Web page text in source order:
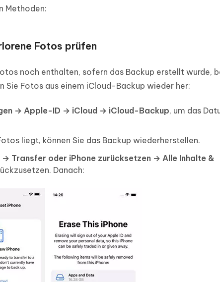
Methoden:
Fotos prüfen
noch enthalten, sofern das Backup erstellt wurde,
Sie Fotos aus einem iCloud-Backup wieder her:
→ Apple-ID → iCloud → iCloud-Backup, um das
liegt, können Sie das Backup wiederherstellen.
Transfer oder iPhone zurücksetzen → Alle Inhalte &
Danach: